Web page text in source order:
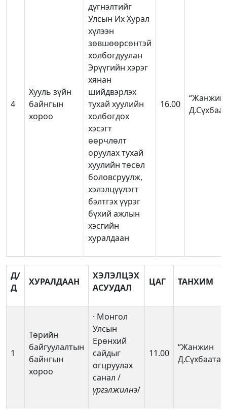
4
Хууль зүйн
байнгын
хороо
дүгнэлтийг
Улсын Их Хурал
хүлээн
зөвшөөрсөнтэй
холбогдуулан
Эрүүгийн хэрэг
хянан
шийдвэрлэх
тухай хуулийн
холбогдох
хэсэгт
өөрчлөлт
оруулах тухай
хуулийн төсөл
боловсруулж,
хэлэлцүүлэгт
бэлтгэх үүрэг
бүхий ажлын
хэсгийн
хуралдаан
16.00
“Жанжин
Д/
Д
ХУРАЛДААН
ХЭЛЭЛЦЭХ
АСУУДАЛ
ЦАГ ТАНХИМ
1
Төрийн
байгуулалтын
байнгын
хороо
· Монгол
Улсын
Ерөнхий
сайдыг
огцруулах
санал /
үргэлжилнэ/
11.00
“Жанжин